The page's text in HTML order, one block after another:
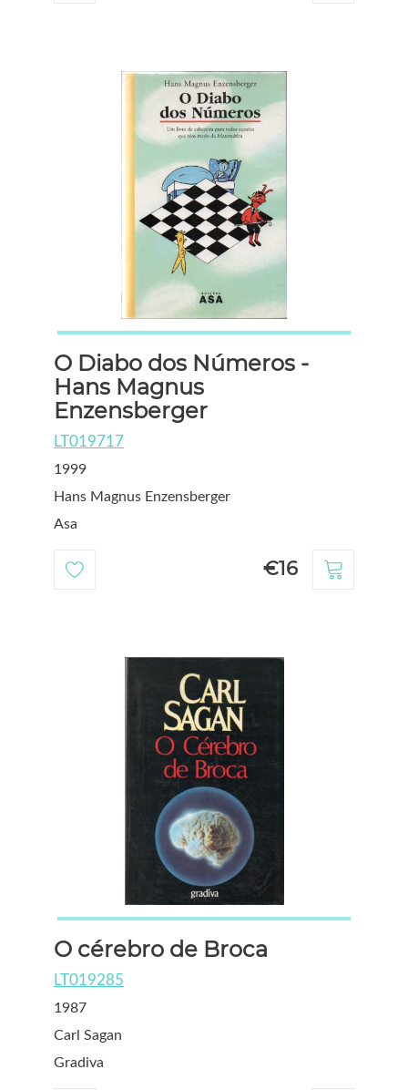
O Diabo dos Números -
Hans Magnus
Enzensberger
LT019717
1999
Hans Magnus Enzensberger
Asa
€16
O cérebro de Broca
LT019285
1987
Carl Sagan
Gradiva